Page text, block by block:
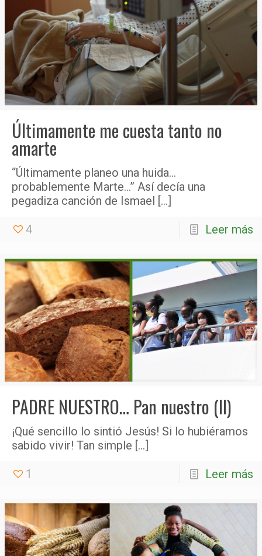
Últimamente me cuesta tanto no
amarte
“Últimamente planeo una huida…
probablemente Marte…” Así decía una
pegadiza canción de Ismael […]
4 Leer más
PADRE NUESTRO… Pan nuestro (II)
¡Qué sencillo lo sintió Jesús! Si lo hubiéramos
sabido vivir! Tan simple […]
1 Leer más